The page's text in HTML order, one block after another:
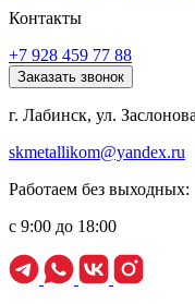
Контакты
+7 928 459 77 88
Заказать звонок
г. Лабинск, ул.
skmetallikom@yandex.ru
Работаем без выходных:
с 9:00 до 18:00